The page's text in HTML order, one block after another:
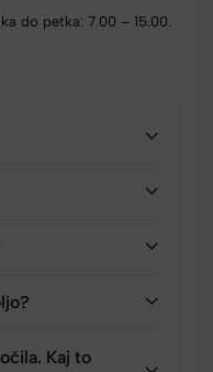
do petka: 7.00 – 15.00.
Kaj to